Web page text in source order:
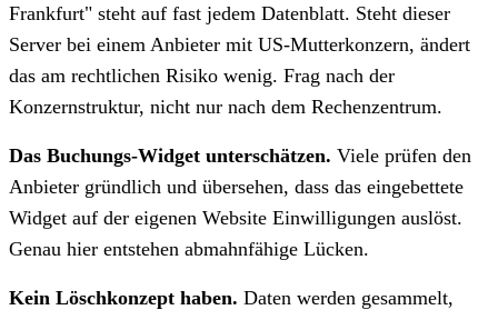
Frankfurt" steht auf fast jedem Datenblatt. Steht dieser
Server bei einem Anbieter mit US-Mutterkonzern, ändert
das am rechtlichen Risiko wenig. Frag nach der
Konzernstruktur, nicht nur nach dem Rechenzentrum.
Das Buchungs-Widget unterschätzen. Viele prüfen den
Anbieter gründlich und übersehen, dass das eingebettete
Widget auf der eigenen Website Einwilligungen auslöst.
Genau hier entstehen abmahnfähige Lücken.
Kein Löschkonzept haben. Daten werden gesammelt,